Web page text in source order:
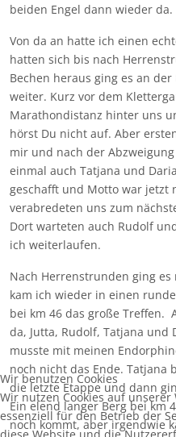
beiden Engel dann wieder
Von da an hatte ich einen
hatten sich bis nach
Bechen heraus ging es an
weiter. Kurz vor dem
Marathondistanz hinter uns
hörst Du nicht auf. Aber
mir und nach der
einmal auch Tatjana und
geschafft und Motto war jetzt
verabredeten uns zum
Dort warteten auch Rudolf
ich weiterlaufen.
Nach Herrenstrunden ging
kam ich wieder in einen
bei km 46 das große Treffen.
da, Jutta, Rudolf, Tatjana und
musste mit meinen
noch nicht das Ende. Tatjana
die letzte Etappe und dann
Ein elend langer Berg bei km
noch kommt, aber irgendwie
Wir benutzen Cookies
Wir nutzen Cookies auf
essenziell für den Betrieb der
diese Website und die